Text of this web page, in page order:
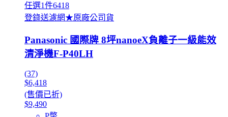
任選1件6418
登錄送濾網★原廠公司貨
Panasonic 國際牌 8坪nanoeX負離子一級能效
清淨機F-P40LH
(37)
$6,418
(售價已折)
$9,490